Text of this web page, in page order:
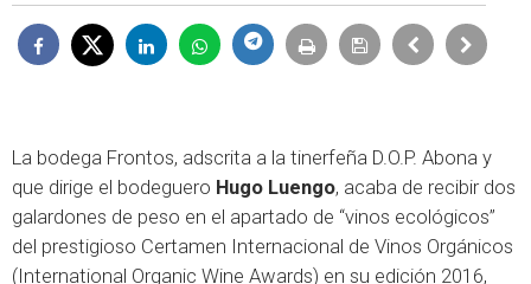
La bodega Frontos, adscrita a la tinerfeña D.O.P. Abona y
que dirige el bodeguero Hugo Luengo, acaba de recibir dos
galardones de peso en el apartado de “vinos ecológicos”
del prestigioso Certamen Internacional de Vinos Orgánicos
(International Organic Wine Awards) en su edición 2016,